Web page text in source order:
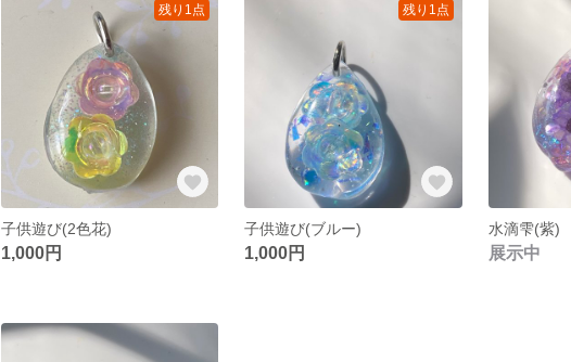
残り1点
子供遊び(2色花)
1,000円
残り1点
子供遊び(ブルー)
1,000円
水滴雫(紫)
展示中